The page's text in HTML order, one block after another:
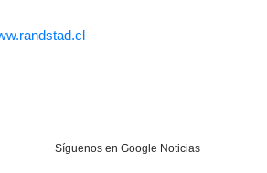
Síguenos en Google Noticias